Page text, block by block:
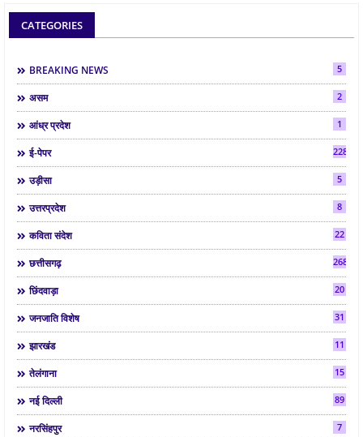
CATEGORIES
BREAKING NEWS 5
असम 2
आंध्र प्रदेश 1
ई-पेपर 2286
उड़ीसा 5
उत्तरप्रदेश 8
कविता संदेश 22
छत्तीसगढ़ 268
छिंदवाड़ा 20
जनजाति विशेष 31
झारखंड 11
तेलंगाना 15
नई दिल्ली 89
नरसिंहपुर 7